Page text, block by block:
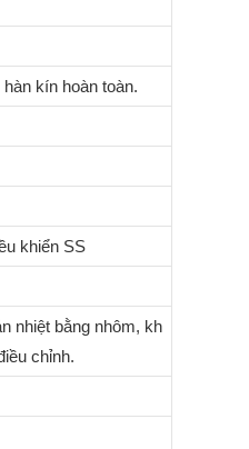
kín hoàn toàn.
khiển SS
nhiệt bằng nhôm, kh
chỉnh.